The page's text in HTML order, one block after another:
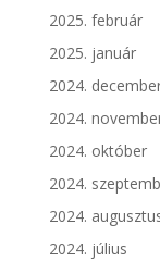
2025. február
2025. január
2024.
2024.
2024. október
2024.
2024.
2024. július